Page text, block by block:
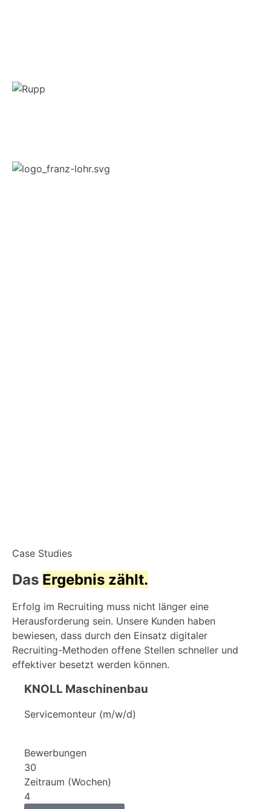
Case Studies
Das Ergebnis zählt.
Erfolg im Recruiting muss nicht länger eine
Herausforderung sein. Unsere Kunden haben
bewiesen, dass durch den Einsatz digitaler
Recruiting-Methoden offene Stellen schneller und
effektiver besetzt werden können.
KNOLL Maschinenbau
Servicemonteur (m/w/d)
Bewerbungen
30
Zeitraum (Wochen)
4